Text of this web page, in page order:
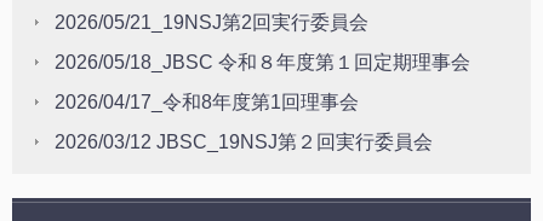
2026/05/21_19NSJ第2回実行委員会
2026/05/18_JBSC 令和８年度第１回定期理事会
2026/04/17_令和8年度第1回理事会
2026/03/12 JBSC_19NSJ第２回実行委員会